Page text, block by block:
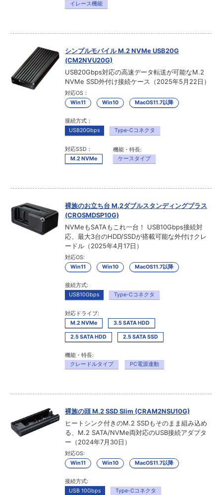
イレース機能
シンプルモバイル M.2 NVMe USB20G
(CM2NVU20G)
USB20Gbps対応の高速データ転送が可能なM.2
NVMe SSD外付け接続ケース（2025年5月22日）
対応OS：
Win11
Win10 MacOS11.7以降
接続方式：
USB20Gbps
Type-Cコネクタ
対応SSD：
M.2 NVMe
機能・特長:
ケースタイプ
裸族のお立ち台 M.2ダブルスタンディングプラス
(CROSMDSP10G)
NVMeもSATAもこれ一台！ USB10Gbps接続対
応、最大3台のHDD/SSDが搭載可能な外付けクレ
ードル（2025年4月17日）
対応OS:
Win11
Win10 MacOS11.7以降
接続方式:
USB10Gbps
Type-Cコネクタ
対応ドライブ:
M.2 NVMe
3.5 SATA HDD
2.5 SATA HDD 2.5 SATA SSD
機能・特長:
クレードルタイプ
PC電源連動
裸族の頭 M.2 SSD Slim (CRAM2NSU10G)
ヒートシンク付きのM.2 SSDもそのまま組み込め
る、M.2 SATA/NVMe両対応のUSB接続アダプタ
ー（2024年7月30日）
対応OS:
Win11
Win10 MacOS11.7以降
接続方式:
USB 10Gbps
Type-Cコネクタ